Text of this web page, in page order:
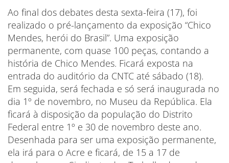
Ao final dos debates desta sexta-feira (17), foi
realizado o pré-lançamento da exposição “Chico
Mendes, herói do Brasil”. Uma exposição
permanente, com quase 100 peças, contando a
história de Chico Mendes. Ficará exposta na
entrada do auditório da CNTC até sábado (18).
Em seguida, será fechada e só será inaugurada no
dia 1º de novembro, no Museu da República. Ela
ficará à disposição da população do Distrito
Federal entre 1º e 30 de novembro deste ano.
Desenhada para ser uma exposição permanente,
ela irá para o Acre e ficará, de 15 a 17 de